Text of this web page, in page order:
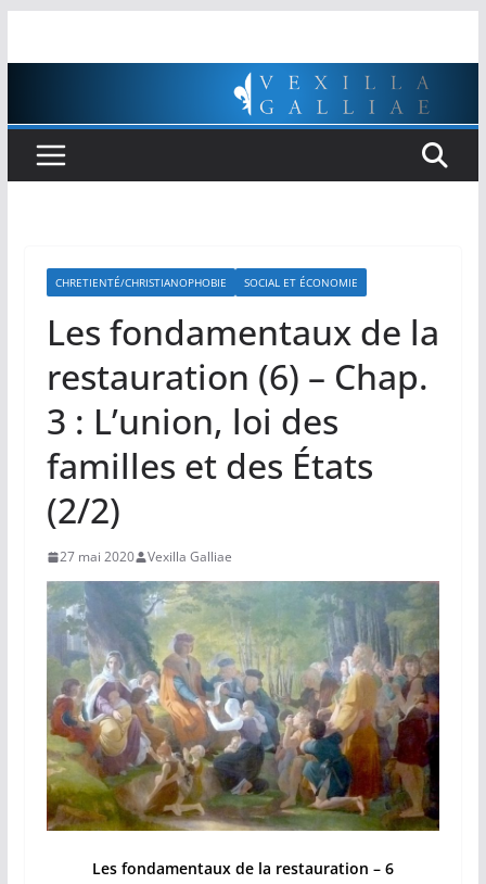
CHRETIENTÉ/CHRISTIANOPHOBIE SOCIAL ET ÉCONOMIE
Les fondamentaux de la
restauration (6) – Chap.
3 : L’union, loi des
familles et des États
(2/2)
27 mai 2020 Vexilla Galliae
Les fondamentaux de la restauration – 6